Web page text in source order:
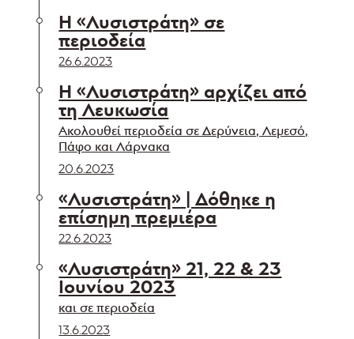
Η «Λυσιστράτη» σε
περιοδεία
26.6.2023
Η «Λυσιστράτη» αρχίζει από
τη Λευκωσία
Ακολουθεί περιοδεία σε Δερύνεια, Λεμεσό,
Πάφο και Λάρνακα
20.6.2023
«Λυσιστράτη» | Δόθηκε η
επίσημη πρεμιέρα
22.6.2023
«Λυσιστράτη» 21, 22 & 23
Ιουνίου 2023
και σε περιοδεία
13.6.2023